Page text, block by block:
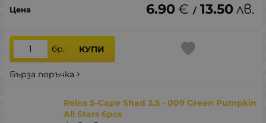
6.90€ / 13.50лв.
бр. КУПИ
Бърза поръчка
Reins S-Cape Shad 3.5 - 009 Green Pumpkin
All Stars 6pcs